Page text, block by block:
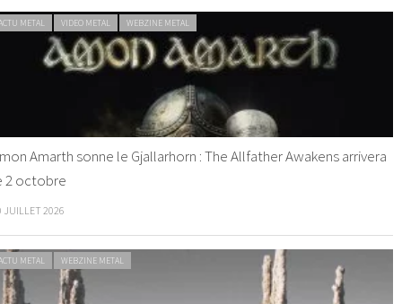
METAL VIDEO METAL WEBZINE METAL
Amarth sonne le Gjallarhorn : The Allfather Awakens arrivera
2 octobre
JUILLET 2026
METAL WEBZINE METAL